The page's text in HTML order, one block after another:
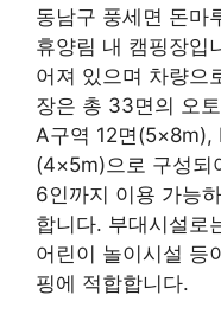
동남구 풍세면 돈마
휴양림 내 캠핑장입
어져 있으며 차량으
장은 총 33면의 오
A구역 12면(5×8m),
(4×5m)으로 구성되
6인까지 이용 가능
합니다. 부대시설로
어린이 놀이시설 등
핑에 적합합니다.